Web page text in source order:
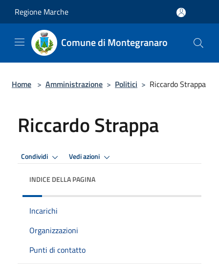
Regione Marche
Comune di Montegranaro
Home > Amministrazione > Politici > Riccardo Strappa
Riccardo Strappa
Condividi Vedi azioni
INDICE DELLA PAGINA
Incarichi
Organizzazioni
Punti di contatto